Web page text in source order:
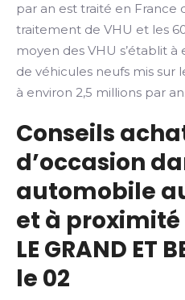
par an est traité en France
traitement de VHU et les
moyen des VHU s’établit
de véhicules neufs mis sur
à environ 2,5 millions par an.
Conseils
d’occasion
automobile
et à proximité
LE GRAND ET
le 02